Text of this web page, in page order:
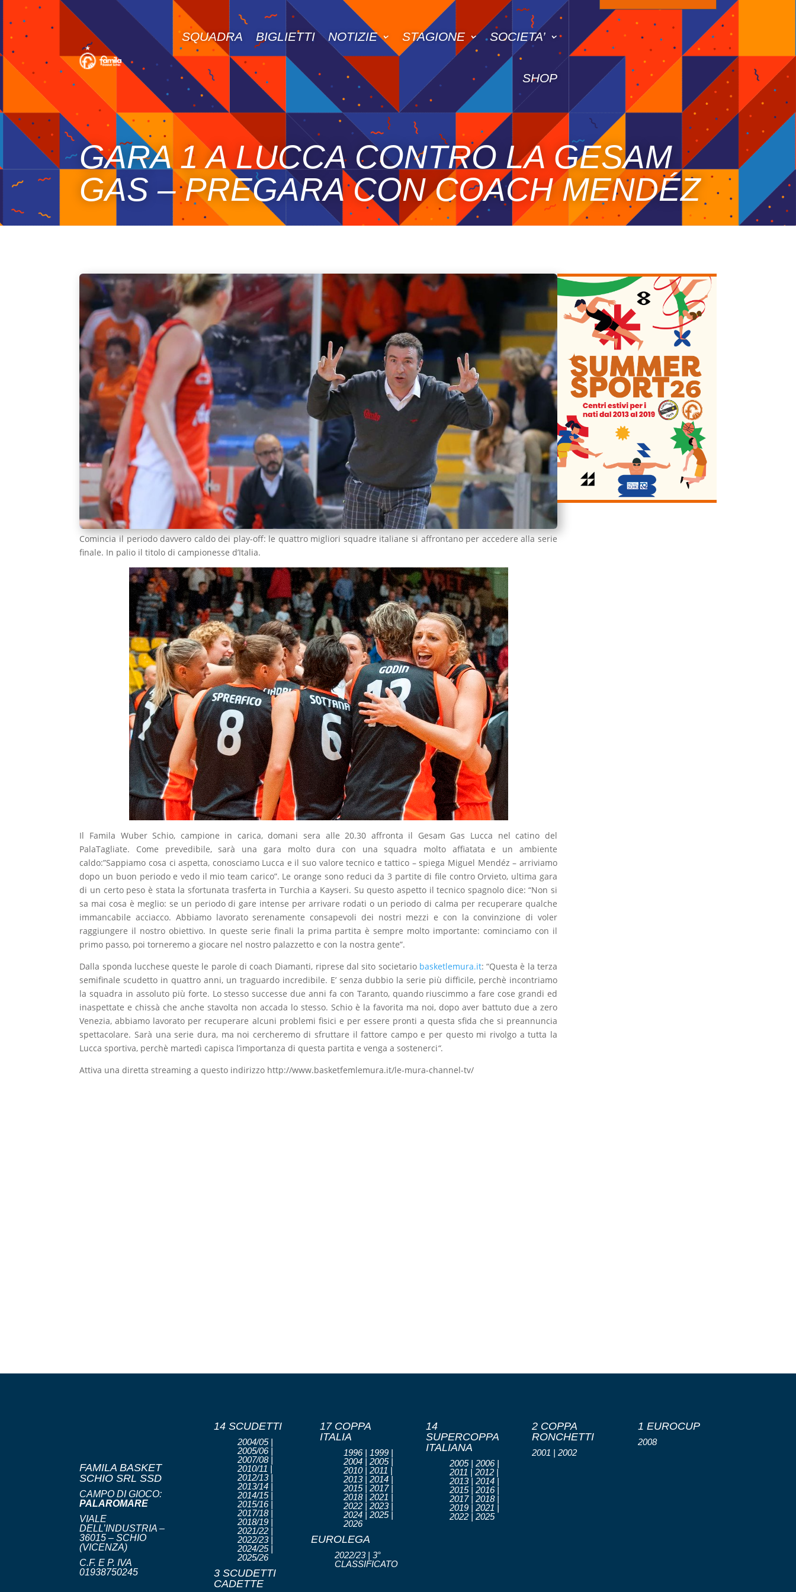
SQUADRA BIGLIETTI NOTIZIE STAGIONE SOCIETA’
SHOP
GARA 1 A LUCCA CONTRO LA GESAM
GAS – PREGARA CON COACH MENDÉZ
Comincia il periodo davvero caldo dei play-off: le quattro migliori squadre italiane si affrontano per accedere alla serie
finale. In palio il titolo di campionesse d’Italia.
Il Famila Wuber Schio, campione in carica, domani sera alle 20.30 affronta il Gesam Gas Lucca nel catino del
PalaTagliate. Come prevedibile, sarà una gara molto dura con una squadra molto affiatata e un ambiente
caldo:”Sappiamo cosa ci aspetta, conosciamo Lucca e il suo valore tecnico e tattico – spiega Miguel Mendéz – arriviamo
dopo un buon periodo e vedo il mio team carico”. Le orange sono reduci da 3 partite di file contro Orvieto, ultima gara
di un certo peso è stata la sfortunata trasferta in Turchia a Kayseri. Su questo aspetto il tecnico spagnolo dice: “Non si
sa mai cosa è meglio: se un periodo di gare intense per arrivare rodati o un periodo di calma per recuperare qualche
immancabile acciacco. Abbiamo lavorato serenamente consapevoli dei nostri mezzi e con la convinzione di voler
raggiungere il nostro obiettivo. In queste serie finali la prima partita è sempre molto importante: cominciamo con il
primo passo, poi torneremo a giocare nel nostro palazzetto e con la nostra gente”.
Dalla sponda lucchese queste le parole di coach Diamanti, riprese dal sito societario basketlemura.it: “Questa è la terza
semifinale scudetto in quattro anni, un traguardo incredibile. E’ senza dubbio la serie più difficile, perchè incontriamo
la squadra in assoluto più forte. Lo stesso successe due anni fa con Taranto, quando riuscimmo a fare cose grandi ed
inaspettate e chissà che anche stavolta non accada lo stesso. Schio è la favorita ma noi, dopo aver battuto due a zero
Venezia, abbiamo lavorato per recuperare alcuni problemi fisici e per essere pronti a questa sfida che si preannuncia
spettacolare. Sarà una serie dura, ma noi cercheremo di sfruttare il fattore campo e per questo mi rivolgo a tutta la
Lucca sportiva, perchè martedì capisca l’importanza di questa partita e venga a sostenerci“.
Attiva una diretta streaming a questo indirizzo http://www.basketfemlemura.it/le-mura-channel-tv/
FAMILA BASKET
SCHIO SRL SSD
CAMPO DI GIOCO:
PALAROMARE
VIALE
DELL’INDUSTRIA –
36015 – SCHIO
(VICENZA)
C.F. E P. IVA
01938750245
14 SCUDETTI
2004/05 |
2005/06 |
2007/08 |
2010/11 |
2012/13 |
2013/14 |
2014/15 |
2015/16 |
2017/18 |
2018/19 |
2021/22 |
2022/23 |
2024/25 |
2025/26
3 SCUDETTI
CADETTE
17 COPPA
ITALIA
1996 | 1999 |
2004 | 2005 |
2010 | 2011 |
2013 | 2014 |
2015 | 2017 |
2018 | 2021 |
2022 | 2023 |
2024 | 2025 |
2026
EUROLEGA
2022/23 | 3°
CLASSIFICATO
14
SUPERCOPPA
ITALIANA
2005 | 2006 |
2011 | 2012 |
2013 | 2014 |
2015 | 2016 |
2017 | 2018 |
2019 | 2021 |
2022 | 2025
2 COPPA
RONCHETTI
2001 | 2002
1 EUROCUP
2008